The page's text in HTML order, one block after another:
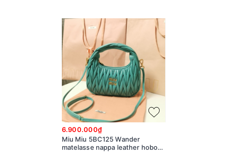
6.900.000₫
Miu Miu 5BC125 Wander
matelasse nappa leather hobo